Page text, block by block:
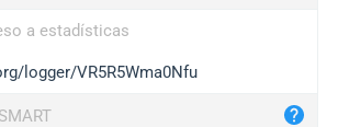
a estadísticas
logger/VR5R5Wma0Nfu